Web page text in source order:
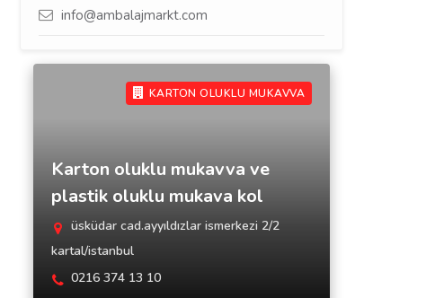
info@ambalajmarkt.com
KARTON OLUKLU MUKAVVA
Karton oluklu mukavva ve
plastik oluklu mukava kol
üsküdar cad.ayyıldızlar ismerkezi 2/2
kartal/istanbul
0216 374 13 10